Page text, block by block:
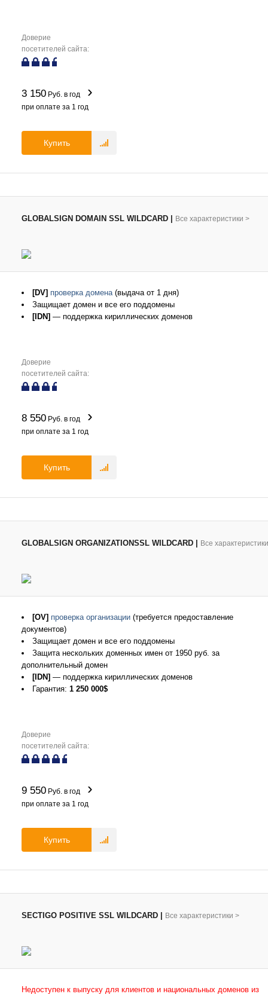
Доверие
посетителей сайта:
3 150 Руб. в год
при оплате за 1 год
Купить
GLOBALSIGN DOMAIN SSL WILDCARD Все характеристики >
[DV] проверка домена(выдача от 1 дня)
Защищает домен и все его поддомены
[IDN] — поддержка кириллических доменов
Доверие
посетителей сайта:
8 550 Руб. в год
при оплате за 1 год
Купить
GLOBALSIGN ORGANIZATIONSSL WILDCARD Все характеристики
[OV] проверка организации (требуется предоставление
документов)
Защищает домен и все его поддомены
Защита нескольких доменных имен от 1950 руб. за
дополнительный домен
[IDN] — поддержка кириллических доменов
Гарантия: 1 250 000$
Доверие
посетителей сайта:
9 550 Руб. в год
при оплате за 1 год
Купить
SECTIGO POSITIVE SSL WILDCARD Все характеристики >
Недоступен к выпуску для клиентов и национальных доменов из